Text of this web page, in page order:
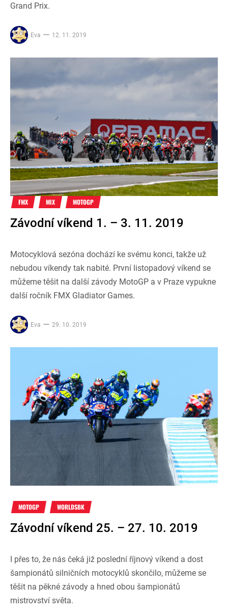
Grand Prix.
Eva 12. 11. 2019
FMX MIX MOTOGP
Závodní víkend 1. – 3. 11. 2019
Motocyklová sezóna dochází ke svému konci, takže už
nebudou víkendy tak nabité. První listopadový víkend se
můžeme těšit na další závody MotoGP a v Praze vypukne
další ročník FMX Gladiator Games.
Eva 29. 10. 2019
MOTOGP WORLDSBK
Závodní víkend 25. – 27. 10. 2019
I přes to, že nás čeká již poslední říjnový víkend a dost
šampionátů silničních motocyklů skončilo, můžeme se
těšit na pěkné závody a hned obou šampionátů
mistrovství světa.